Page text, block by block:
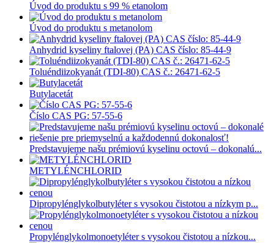
Úvod do produktu s 99 % etanolom
Úvod do produktu s metanolom
Anhydrid kyseliny ftalovej (PA) CAS číslo: 85-44-9
Toluéndiizokyanát (TDI-80) CAS č.: 26471-62-5
Butylacetát
Číslo CAS PG: 57-55-6
Predstavujeme našu prémiovú kyselinu octovú – dokonalú...
METYLÉNCHLORID
Dipropylénglykolbutyléter s vysokou čistotou a nízkym p...
Propylénglykolmonoetyléter s vysokou čistotou a nízkou...